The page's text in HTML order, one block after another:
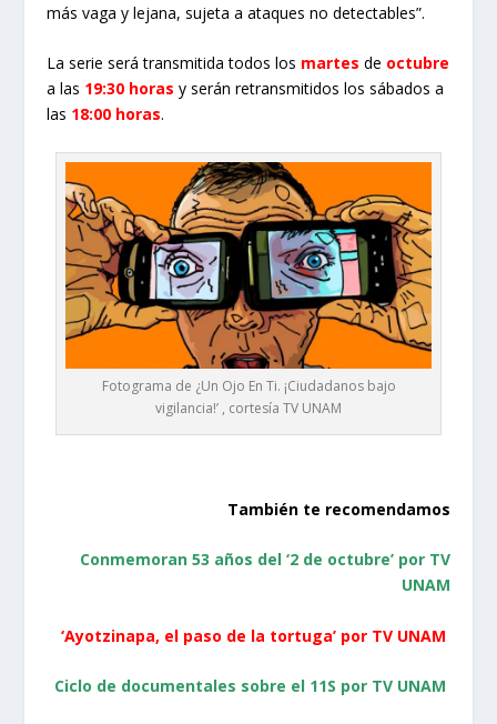
más vaga y lejana, sujeta a ataques no detectables”.
La serie será transmitida todos los martes de octubre
a las 19:30 horas y serán retransmitidos los sábados a
las 18:00 horas.
Fotograma de ¿Un Ojo En Ti. ¡Ciudadanos bajo
vigilancia!’ , cortesía TV UNAM
También te recomendamos
Conmemoran 53 años del ‘2 de octubre’ por TV
UNAM
‘Ayotzinapa, el paso de la tortuga’ por TV UNAM
Ciclo de documentales sobre el 11S por TV UNAM